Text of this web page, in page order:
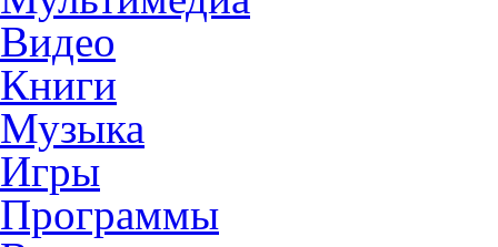
Видео
Книги
Музыка
Игры
Программы